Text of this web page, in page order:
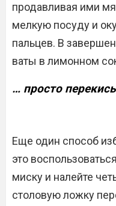
продавливая ими
мелкую посуду и
пальцев. В
ваты в лимонном
… просто
Еще один способ
это
миску и налейте
столовую ложку